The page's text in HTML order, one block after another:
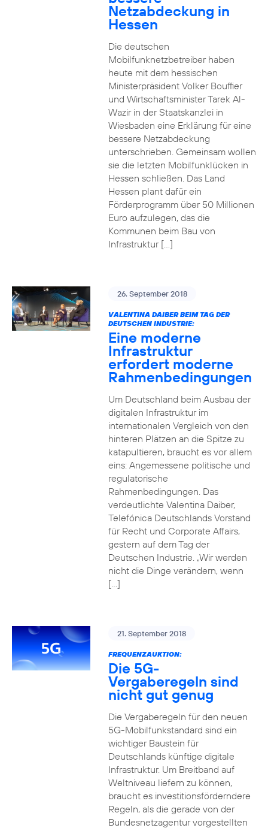
Netzabdeckung in
Hessen
Die deutschen
Mobilfunknetzbetreiber haben
heute mit dem hessischen
Ministerpräsident Volker Bouffier
und Wirtschaftsminister Tarek Al-
Wazir in der Staatskanzlei in
Wiesbaden eine Erklärung für eine
bessere Netzabdeckung
unterschrieben. Gemeinsam wollen
sie die letzten Mobilfunklücken in
Hessen schließen. Das Land
Hessen plant dafür ein
Förderprogramm über 50 Millionen
Euro aufzulegen, das die
Kommunen beim Bau von
Infrastruktur […]
26. September 2018
VALENTINA DAIBER BEIM TAG DER
DEUTSCHEN INDUSTRIE:
Eine moderne
Infrastruktur
erfordert moderne
Rahmenbedingungen
Um Deutschland beim Ausbau der
digitalen Infrastruktur im
internationalen Vergleich von den
hinteren Plätzen an die Spitze zu
katapultieren, braucht es vor allem
eins: Angemessene politische und
regulatorische
Rahmenbedingungen. Das
verdeutlichte Valentina Daiber,
Telefónica Deutschlands Vorstand
für Recht und Corporate Affairs,
gestern auf dem Tag der
Deutschen Industrie. „Wir werden
nicht die Dinge verändern, wenn
[…]
21. September 2018
FREQUENZAUKTION:
Die 5G-
Vergaberegeln sind
nicht gut genug
Die Vergaberegeln für den neuen
5G-Mobilfunkstandard sind ein
wichtiger Baustein für
Deutschlands künftige digitale
Infrastruktur. Um Breitband auf
Weltniveau liefern zu können,
braucht es investitionsförderndere
Regeln, als die gerade von der
Bundesnetzagentur vorgestellten